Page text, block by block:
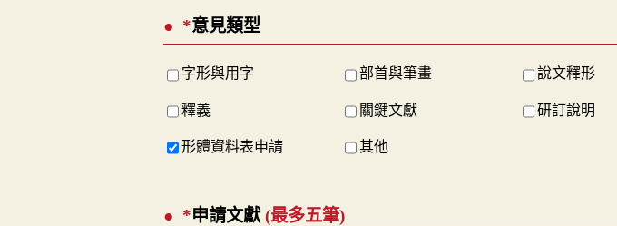
*意見類型
字形與用字 部首與筆畫 說文釋形
釋義 關鍵文獻 研訂說明
形體資料表申請 其他
*申請文獻 (最多五筆)